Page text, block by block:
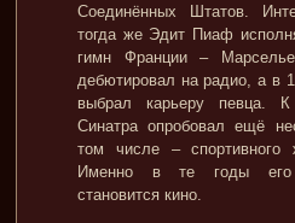
Соединённых Штатов.
тогда же Эдит Пиаф
гимн Франции –
дебютировал на радио, а в
выбрал карьеру певца. К
Синатра опробовал ещё
том числе – спортивного
Именно в те годы его
становится кино.